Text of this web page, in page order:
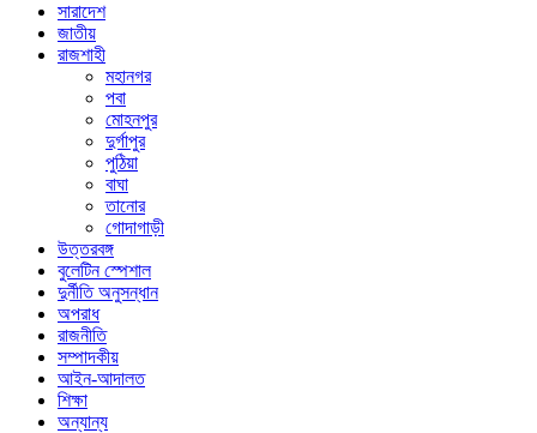
সারাদেশ
জাতীয়
রাজশাহী
মহানগর
পবা
মোহনপুর
দুর্গাপুর
পুঠিয়া
বাঘা
তানোর
গোদাগাড়ী
উত্তরবঙ্গ
বুলেটিন স্পেশাল
দুর্নীতি অনুসন্ধান
অপরাধ
রাজনীতি
সম্পাদকীয়
আইন-আদালত
শিক্ষা
অন্যান্য